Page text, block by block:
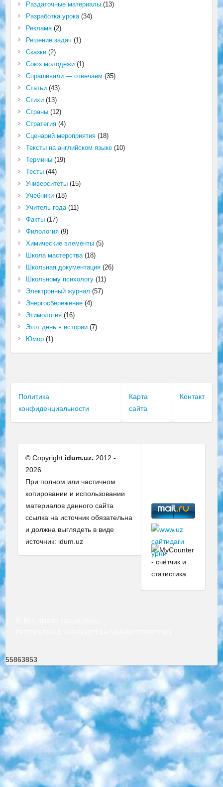
Раздаточные материалы(13)
Разработка урока(34)
Реклама(2)
Решение задач (1)
Сказки(2)
Союз молодёжи(1)
Спрашивали — отвечаем (35)
Статьи(43)
Стихи(13)
Страны(12)
Стратегия(4)
Сценарий мероприятия(18)
Тексты на английском языке(10)
Термины(19)
Тесты(44)
Университеты(15)
Учебники(18)
Учитель года(11)
Факты(17)
Филология(9)
Химические элементы(5)
Школа мастерства(18)
Школьная документация(26)
Школьному психологу(11)
Электронный журнал (57)
Энергосбережение(4)
Этимология(16)
Этот день в истории(7)
Юмор(1)
Политика
конфиденциальности
Карта
сайта
Контакт
© Copyright idum.uz. 2012 -
2026.
При полном или частичном
копировании и использовании
материалов данного сайта
ссылка на источник обязательна
и должна выглядеть в виде
источник: idum.uz
55863853